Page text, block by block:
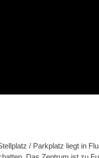
/ Parkplatz liegt in